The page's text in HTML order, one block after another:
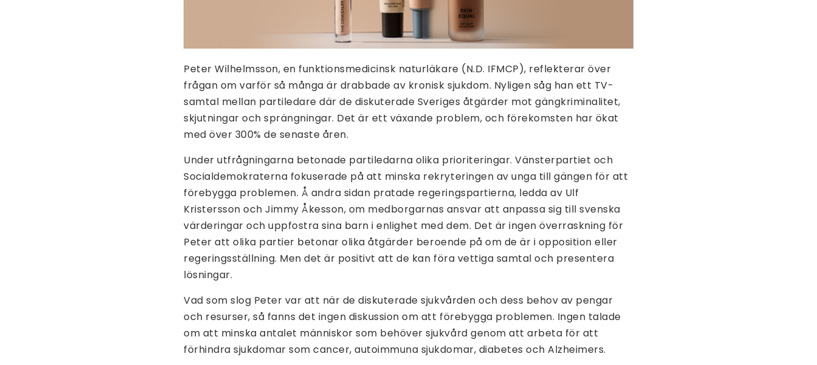
Peter Wilhelmsson, en funktionsmedicinsk naturläkare (N.D. IFMCP), reflekterar över
frågan om varför så många är drabbade av kronisk sjukdom. Nyligen såg han ett TV-
samtal mellan partiledare där de diskuterade Sveriges åtgärder mot gängkriminalitet,
skjutningar och sprängningar. Det är ett växande problem, och förekomsten har ökat
med över 300% de senaste åren.
Under utfrågningarna betonade partiledarna olika prioriteringar. Vänsterpartiet och
Socialdemokraterna fokuserade på att minska rekryteringen av unga till gängen för att
förebygga problemen. Å andra sidan pratade regeringspartierna, ledda av Ulf
Kristersson och Jimmy Åkesson, om medborgarnas ansvar att anpassa sig till svenska
värderingar och uppfostra sina barn i enlighet med dem. Det är ingen överraskning för
Peter att olika partier betonar olika åtgärder beroende på om de är i opposition eller
regeringsställning. Men det är positivt att de kan föra vettiga samtal och presentera
lösningar.
Vad som slog Peter var att när de diskuterade sjukvården och dess behov av pengar
och resurser, så fanns det ingen diskussion om att förebygga problemen. Ingen talade
om att minska antalet människor som behöver sjukvård genom att arbeta för att
förhindra sjukdomar som cancer, autoimmuna sjukdomar, diabetes och Alzheimers.